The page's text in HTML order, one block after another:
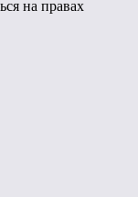
на правах